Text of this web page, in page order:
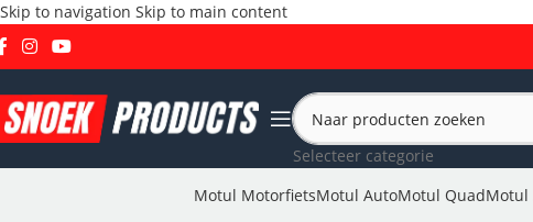
Skip to navigation Skip to main content
Selecteer categorie
Motul MotorfietsMotul AutoMotul QuadMotul